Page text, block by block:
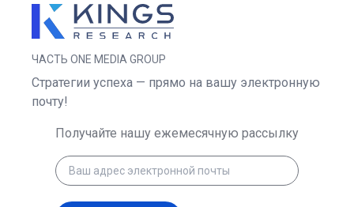
ЧАСТЬ ONE MEDIA GROUP
Стратегии успеха — прямо на вашу электронную
почту!
Получайте нашу ежемесячную рассылку